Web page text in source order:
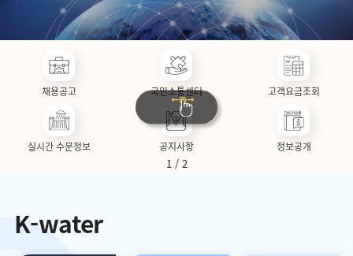
1/ 2
채용공고 국민소통센터 고객요금조회
실시간 수문정보 공지사항 정보공개
K-water